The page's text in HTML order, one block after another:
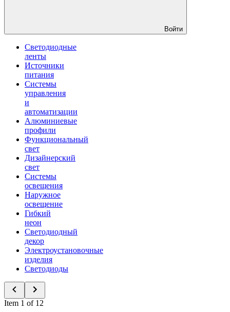
Войти
Светодиодные
ленты
Источники
питания
Системы
управления
и
автоматизации
Алюминиевые
профили
Функциональный
свет
Дизайнерский
свет
Системы
освещения
Наружное
освещение
Гибкий
неон
Светодиодный
декор
Электроустановочные
изделия
Светодиоды
Item 1 of 12